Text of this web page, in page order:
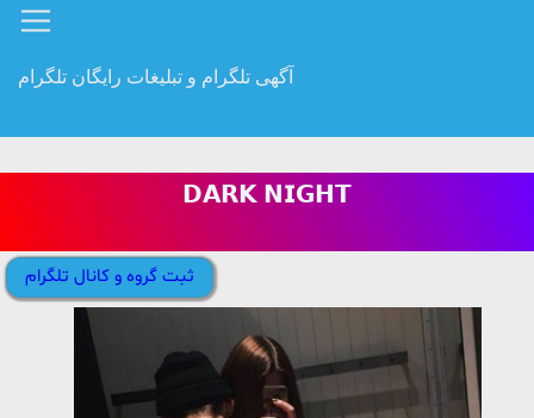
آگهی تلگرام و تبلیغات رایگان تلگرام
𝗗𝗔𝗥𝗞 𝗡𝗜𝗚𝗛𝗧
ثبت گروه و کانال تلگرام